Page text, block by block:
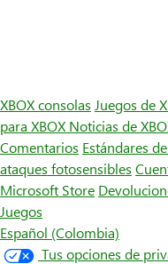
XBOX consolas Juegos de
para XBOX Noticias de
Comentarios Estándares
ataques fotosensibles
Microsoft Store
Juegos
Español (Colombia)
Tus opciones de